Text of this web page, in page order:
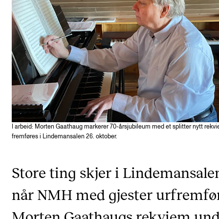
VERKTØY OG HJELP
IT og digitale tjenester
Canvas
Innkjøp og økonomi
Kommunikasjon
Rom og bygg
Alle hjelpesider
Eksamen og vitnemål
Timeplaner og undervisning
Utvikling av studieplaner og kurs
I arbeid: Morten Gaathaug markerer 70-årsjubileum med et splitter nytt
fremføres i Lindemansalen 26. oktober.
Store ting skjer i
når NMH med gjester